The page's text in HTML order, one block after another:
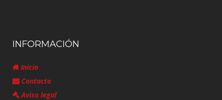
INFORMACIÓN
Inicio
Contacto
Aviso legal